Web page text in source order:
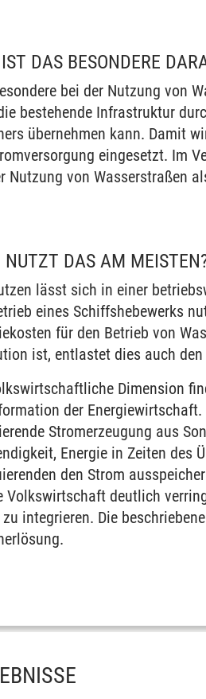
DAS BESONDERE
bei der Nutzung von
bestehende Infrastruktur
übernehmen kann. Damit
eingesetzt. Im
Nutzung von Wasserstraßen
NUTZT DAS AM
lässt sich in einer
eines Schiffshebewerks
für den Betrieb von
ist, entlastet dies auch den
Dimension
der
Stromerzeugung aus
Energie in Zeiten des
den Strom
Volkswirtschaft deutlich
integrieren. Die